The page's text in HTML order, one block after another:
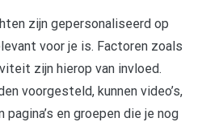
zijn gepersonaliseerd op
voor je is. Factoren zoals
zijn hierop van invloed.
voorgesteld, kunnen video’s,
en groepen die je nog